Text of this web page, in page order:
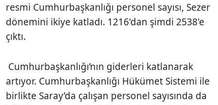
resmi Cumhurbaşkanlığı personel sayısı, Sezer
dönemini ikiye katladı. 1216'dan şimdi 2538'e
çıktı.
Cumhurbaşkanlığı’nın giderleri katlanarak
artıyor. Cumhurbaşkanlığı Hükümet Sistemi ile
birlikte Saray’da çalışan personel sayısında da